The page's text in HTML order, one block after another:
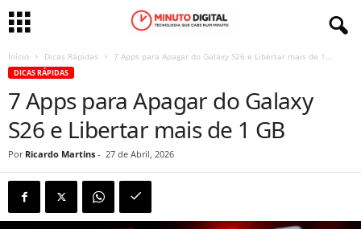
Início Dicas Rápidas 7 Apps para Apagar do Galaxy S26 e Libertar mais de 1...
DICAS RÁPIDAS
7 Apps para Apagar do Galaxy
S26 e Libertar mais de 1 GB
Por Ricardo Martins - 27 de Abril, 2026